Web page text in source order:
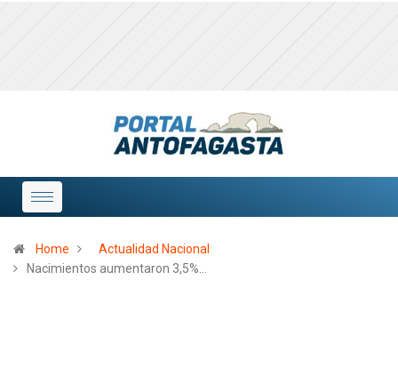
Home
Actualidad Nacional
Nacimientos aumentaron 3,5%…